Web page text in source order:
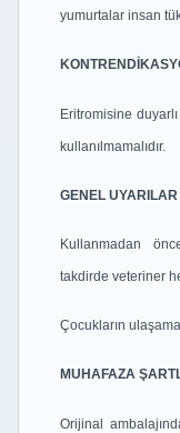
yumurtalar insan
Eritromisine
kullanılmamalıdır.
GENEL UYARILAR
Kullanmadan
takdirde veteriner
Çocukların
MUHAFAZA
Orijinal